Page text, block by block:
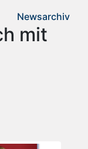
Newsarchiv
mit